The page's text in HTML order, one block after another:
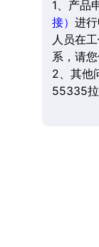
1、产品
接） 进
人员在
系，请
2、其他
55335拉